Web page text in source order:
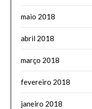
maio 2018
abril 2018
março 2018
fevereiro 2018
janeiro 2018